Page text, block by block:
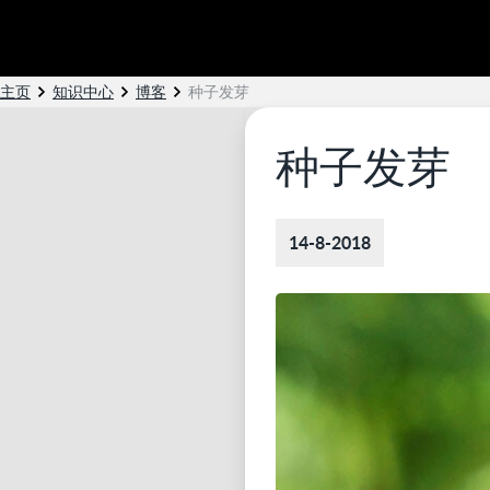
主页 知识中心 博客 种子发芽
种子发芽
14-8-2018